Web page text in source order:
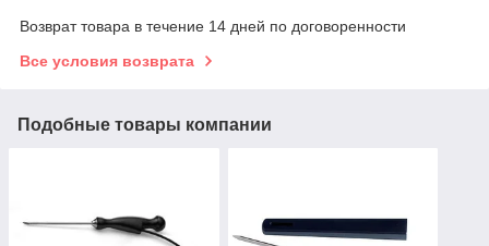
Возврат товара в течение 14 дней по договоренности
Все условия возврата
Подобные товары компании